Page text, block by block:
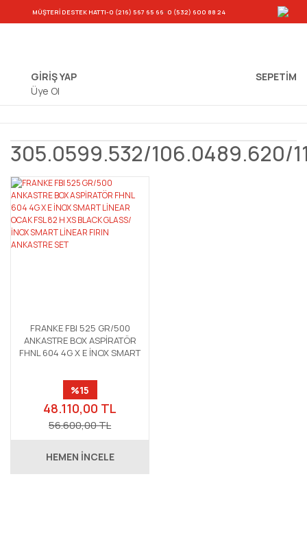
MÜŞTERİ DESTEK HATTI-0 (216) 567 65 66-0 (532) 600 88 24
GİRİŞ YAP
Üye Ol
SEPETIM
305.0599.532/106.0489.620/
FRANKE FBI 525 GR/500
ANKASTRE BOX ASPİRATÖR
FHNL 604 4G X E İNOX SMART
BLACK GLASS/İNOX SMART
LİNEAR FIRIN ANKASTRE SET
%15
48.110,00 TL
56.600,00 TL
HEMEN İNCELE